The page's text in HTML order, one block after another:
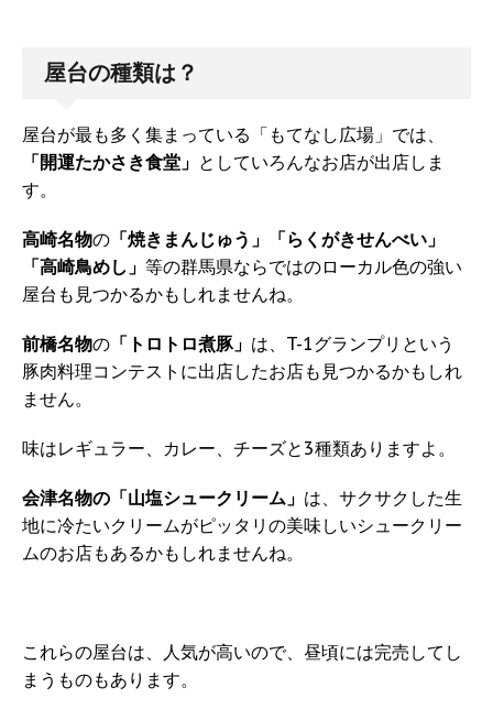
屋台の種類は？
屋台が最も多く集まっている「もてなし広場」では、
「開運たかさき食堂」 としていろんなお店が出店しま
す。
高崎名物の 「焼きまんじゅう」「らくがきせんべい」
「高崎鳥めし」 等の群馬県ならではのローカル色の強い
屋台も見つかるかもしれませんね。
前橋名物の 「トロトロ煮豚」 は、T-1グランプリという
豚肉料理コンテストに出店したお店も見つかるかもしれ
ません。
味はレギュラー、カレー、チーズと3種類ありますよ。
会津名物の「山塩シュークリーム」 は、サクサクした生
地に冷たいクリームがピッタリの美味しいシュークリー
ムのお店もあるかもしれませんね。
これらの屋台は、人気が高いので、昼頃には完売してし
まうものもあります。